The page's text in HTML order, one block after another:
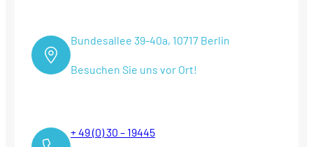
Bundesallee 39-40a, 10717 Berlin
Besuchen Sie uns vor Ort!
+ 49 (0) 30 – 19445